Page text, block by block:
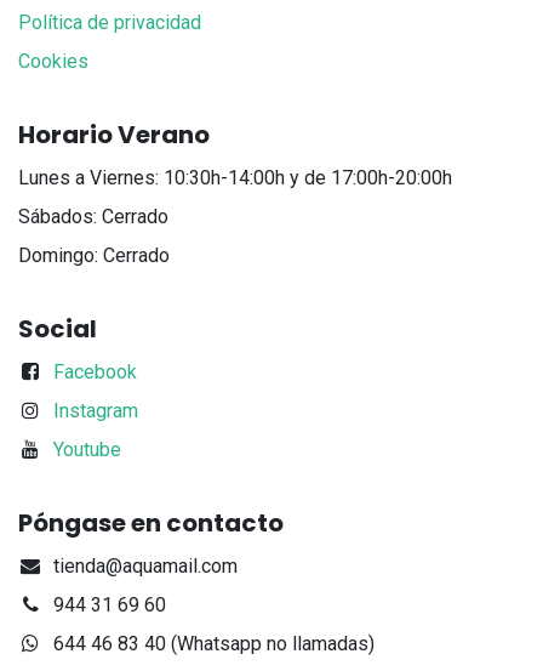
Política de privacidad
Cookies
Horario Verano
Lunes a Viernes: 10:30h-14:00h y de 17:00h-20:00h
Sábados: Cerrado
Domingo: Cerrado
Social
Facebook
Instagram
Youtube
Póngase en contacto
tienda@aquamail.com
944 31 69 60
644 46 83 40 (Whatsapp no llamadas)